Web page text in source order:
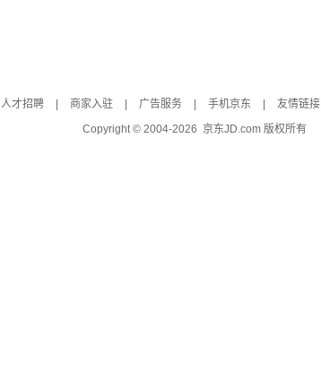
人才招聘 商家入驻 广告服务 手机京东 友情链接
Copyright © 2004-2026 京东JD.com 版权所有